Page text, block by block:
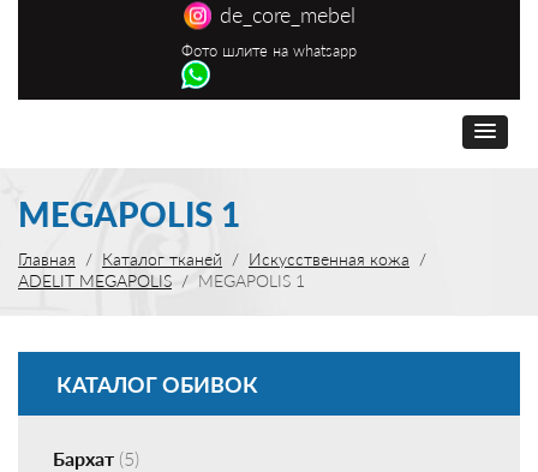
de_core_mebel
Фото шлите на whatsapp
MEGAPOLIS 1
Главная Каталог тканей
Искусственная кожа
ADELIT MEGAPOLIS
MEGAPOLIS 1
КАТАЛОГ ОБИВОК
Бархат (5)